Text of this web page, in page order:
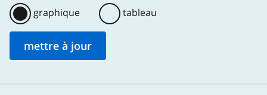
graphique tableau